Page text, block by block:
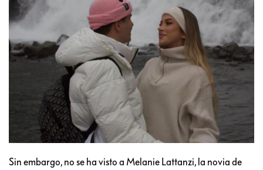
Sin embargo, no se ha visto a Melanie Lattanzi, la novia de